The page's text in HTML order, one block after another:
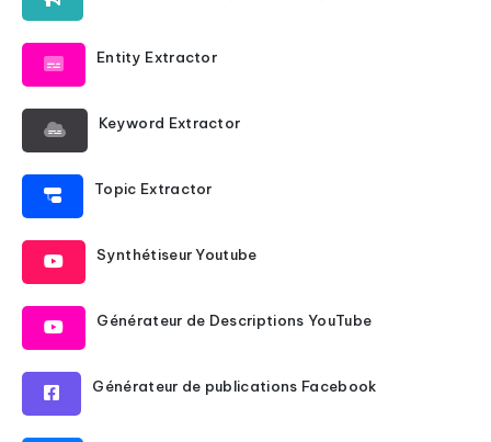
Entity Extractor
Keyword Extractor
Topic Extractor
Synthétiseur Youtube
Générateur de Descriptions YouTube
Générateur de publications Facebook